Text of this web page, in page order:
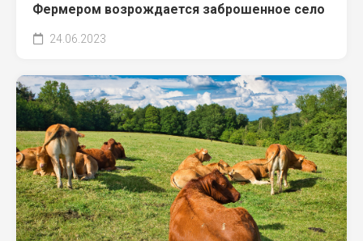
Фермером возрождается заброшенное село
24.06.2023